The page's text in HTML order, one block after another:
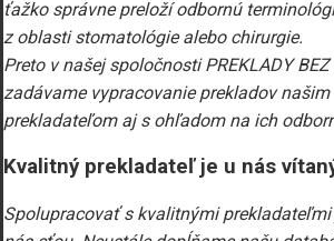
ťažko správne preloží odbornú
z oblasti stomatológie alebo chirurgie.
Preto v našej spoločnosti PREKLADY BEZ
zadávame vypracovanie prekladov našim
prekladateľom aj s ohľadom na ich
Kvalitný prekladateľ je u nás
Spolupracovať s kvalitnými prekladateľmi